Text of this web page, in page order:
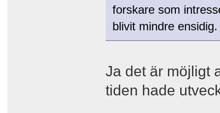
forskare som
blivit mindre ensidig.
Ja det är möjligt
tiden hade